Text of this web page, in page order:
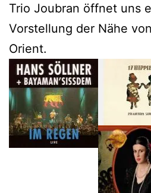
Trio Joubran öffnet uns
Vorstellung der Nähe
Orient.